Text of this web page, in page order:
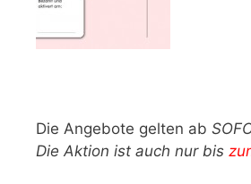
Die Angebote gelten ab
Die Aktion ist auch nur bis